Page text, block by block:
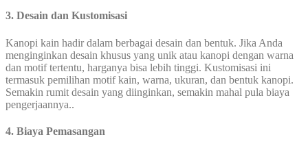
3. Desain dan Kustomisasi
Kanopi kain hadir dalam berbagai desain dan bentuk. Jika Anda
menginginkan desain khusus yang unik atau kanopi dengan warna
dan motif tertentu, harganya bisa lebih tinggi. Kustomisasi ini
termasuk pemilihan motif kain, warna, ukuran, dan bentuk kanopi.
Semakin rumit desain yang diinginkan, semakin mahal pula biaya
pengerjaannya..
4. Biaya Pemasangan